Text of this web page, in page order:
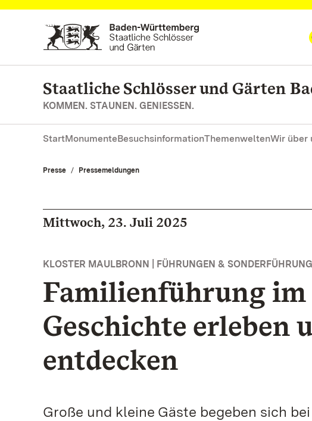
Zum Hauptinhalt springen
Staatliche Schlösser und Gärten
KOMMEN. STAUNEN. GENIESSEN.
StartMonumenteBesuchsinformationThemenweltenWir über
Presse Pressemeldungen
Mittwoch, 23. Juli 2025
KLOSTER MAULBRONN | FÜHRUNGEN &
Familienführung im
Geschichte erleben
entdecken
Große und kleine Gäste begeben sich